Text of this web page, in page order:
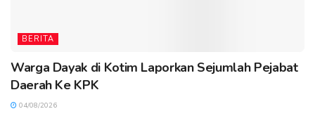
BERITA
Warga Dayak di Kotim Laporkan Sejumlah Pejabat
Daerah Ke KPK
04/08/2026